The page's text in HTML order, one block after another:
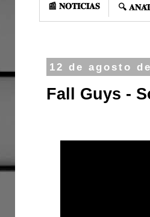
📰 𝐍𝐎𝐓𝐈𝐂𝐈𝐀𝐒 🔍
12 de agosto
Fall Guys -